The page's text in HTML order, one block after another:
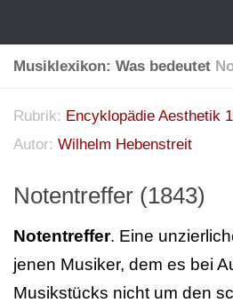
Musiklexikon: Was bedeutet
Rubrik: Encyklopädie Aesthetik
Autor: Wilhelm Hebenstreit
Notentreffer (1843)
Notentreffer. Eine
jenen Musiker, dem es bei
Musikstücks nicht um den